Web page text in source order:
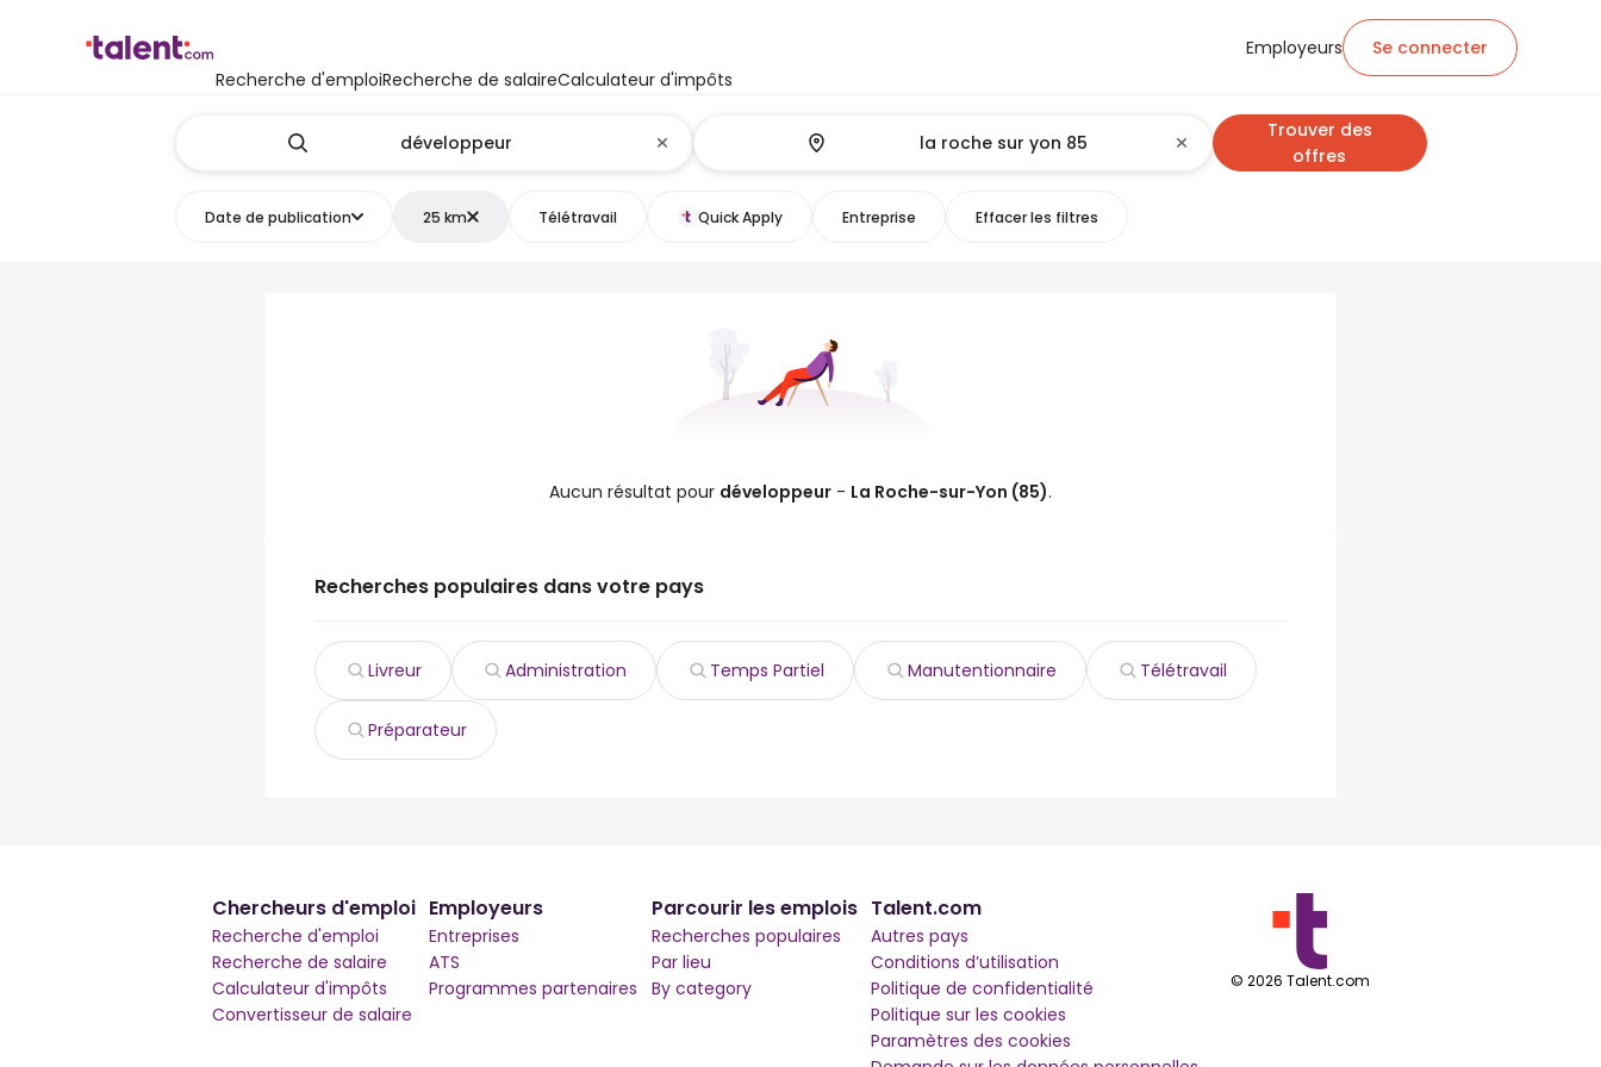
Recherche d'emploiRecherche de salaireCalculateur d'impôts
Employeurs Se connecter
Trouver des
offres
Date de publication 25 km Télétravail Quick Apply Entreprise Effacer les filtres
Aucun résultat pour développeur - La Roche-sur-Yon (85).
Recherches populaires dans votre pays
Livreur Administration Temps Partiel Manutentionnaire Télétravail
Préparateur
Chercheurs d'emploi
Recherche d'emploi
Recherche de salaire
Calculateur d'impôts
Convertisseur de salaire
Employeurs
Entreprises
ATS
Programmes partenaires
Parcourir les emplois
Recherches populaires
Par lieu
By category
Talent.com
Autres pays
Conditions d’utilisation
Politique de confidentialité
Politique sur les cookies
Paramètres des cookies
© 2026 Talent.com